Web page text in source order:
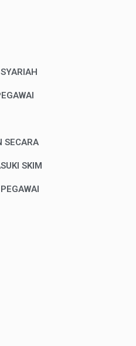
SECARA
SKIM